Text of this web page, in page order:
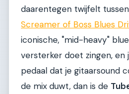
daarentegen twijfelt
Screamer of Boss Blues
iconische, "mid-heavy"
versterker doet zingen, en
pedaal dat je gitaarsound
de mix duwt, dan is de